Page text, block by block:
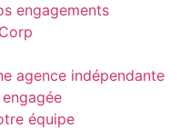
engagements
agence indépendante
équipe